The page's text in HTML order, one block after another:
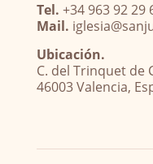
Tel. +34 963 92 29
Mail.
Ubicación.
C. del Trinquet de
46003 Valencia,